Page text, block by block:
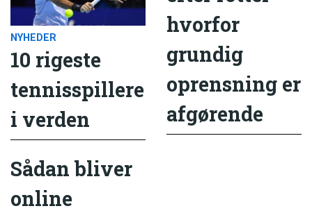
NYHEDER
10 rigeste
tennisspillere
i verden
hvorfor
grundig
oprensning er
afgørende
Sådan bliver
online